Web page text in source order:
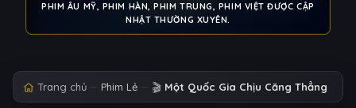
PHIM ÂU MỸ, PHIM HÀN, PHIM TRUNG, PHIM VIỆT ĐƯỢC CẬP
NHẬT THƯỜNG XUYÊN.
Trang chủ Phim Lẻ 🎬 Một Quốc Gia Chịu Căng Thẳng